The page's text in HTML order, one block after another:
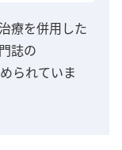
療を併用した
誌の
られていま